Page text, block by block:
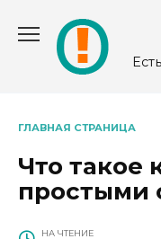
содержанию
ГЛАВНАЯ СТРАНИЦА
Что такое
простыми
НА ЧТЕНИЕ